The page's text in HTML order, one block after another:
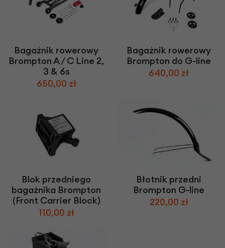
Bagażnik rowerowy
Brompton A / C Line 2,
3 & 6s
650,00 zł
Bagażnik rowerowy
Brompton do G-line
640,00 zł
Blok przedniego
bagażnika Brompton
(Front Carrier Block)
110,00 zł
Błotnik przedni
Brompton G-line
220,00 zł